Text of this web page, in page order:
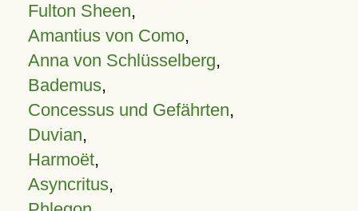
Fulton Sheen,
Amantius von Como,
Anna von Schlüsselberg,
Bademus,
Concessus und Gefährten,
Duvian,
Harmoët,
Asyncritus,